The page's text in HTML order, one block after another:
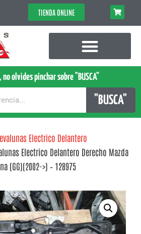
TIENDA ONLINE
no olvides pinchar sobre "BUSCA"
"BUSCA"
Electrico Delantero
Electrico Delantero Derecho Mazda
(GG)(2002->) – 128975